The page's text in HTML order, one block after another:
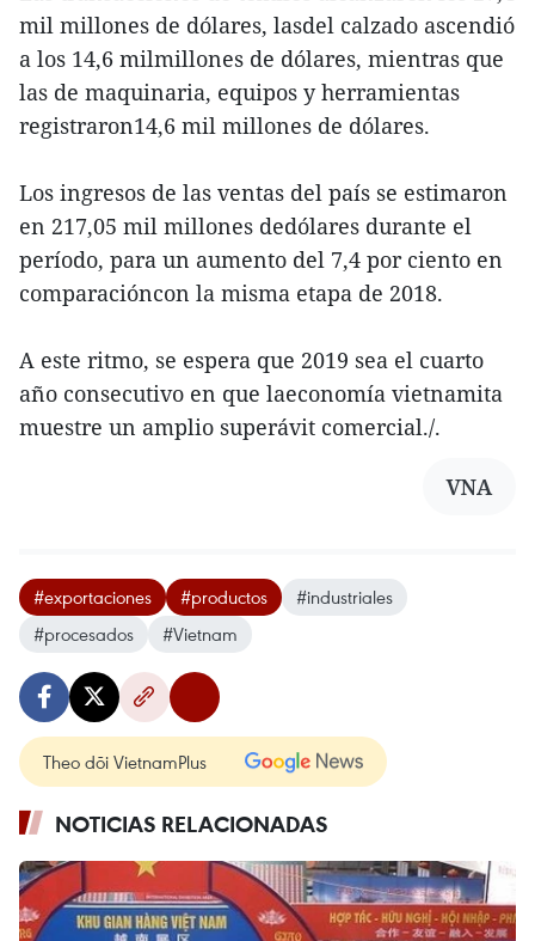
mil millones de dólares, lasdel calzado ascendió
a los 14,6 milmillones de dólares, mientras que
las de maquinaria, equipos y herramientas
registraron14,6 mil millones de dólares.
Los ingresos de las ventas del país se estimaron
en 217,05 mil millones dedólares durante el
período, para un aumento del 7,4 por ciento en
comparacióncon la misma etapa de 2018.
A este ritmo, se espera que 2019 sea el cuarto
año consecutivo en que laeconomía vietnamita
muestre un amplio superávit comercial./.
VNA
#exportaciones #productos
#industriales
#procesados
#Vietnam
Theo dõi VietnamPlus
NOTICIAS RELACIONADAS